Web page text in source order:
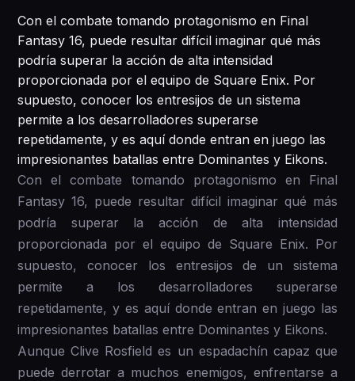
Con el combate tomando protagonismo en Final
Fantasy 16, puede resultar difícil imaginar qué más
podría superar la acción de alta intensidad
proporcionada por el equipo de Square Enix. Por
supuesto, conocer los entresijos de un sistema
permite a los desarrolladores superarse
repetidamente, y es aquí donde entran en juego las
impresionantes batallas entre Dominantes y Eikons.
Con el combate tomando protagonismo en Final
Fantasy 16, puede resultar difícil imaginar qué más
podría superar la acción de alta intensidad
proporcionada por el equipo de Square Enix. Por
supuesto, conocer los entresijos de un sistema
permite a los desarrolladores superarse
repetidamente, y es aquí donde entran en juego las
impresionantes batallas entre Dominantes y Eikons.
Aunque Clive Rosfield es un espadachín capaz que
puede derrotar a muchos enemigos, enfrentarse a